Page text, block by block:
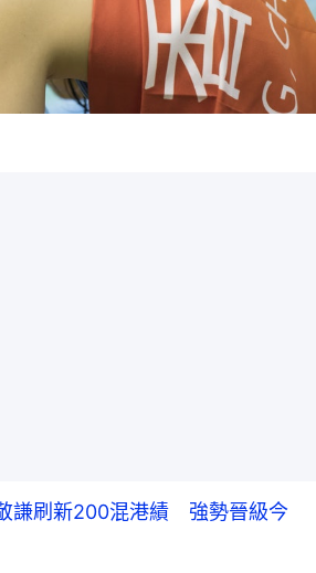
謙刷新200混港績 強勢晉級今